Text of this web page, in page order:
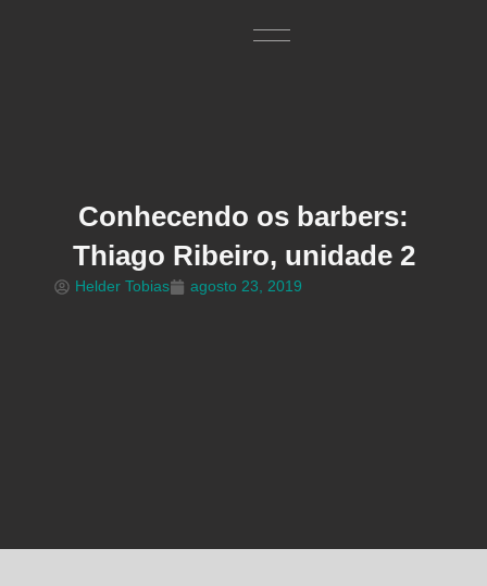
Conhecendo os barbers:
Thiago Ribeiro, unidade 2
Helder Tobias agosto 23, 2019